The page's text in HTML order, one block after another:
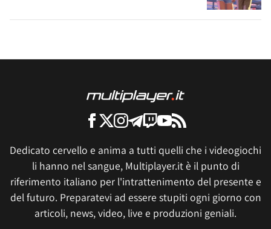
Dedicato cervello e anima a tutti quelli che i videogiochi
li hanno nel sangue, Multiplayer.it è il punto di
riferimento italiano per l'intrattenimento del presente e
del futuro. Preparatevi ad essere stupiti ogni giorno con
articoli, news, video, live e produzioni geniali.